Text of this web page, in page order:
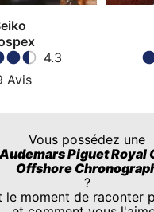
4.3
Avis
Vous possédez une
Audemars Piguet Royal
Offshore
?
le moment de raconter